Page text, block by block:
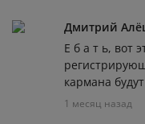
Дмитрий
Е б а т ь, вот
кармана
1 месяц назад